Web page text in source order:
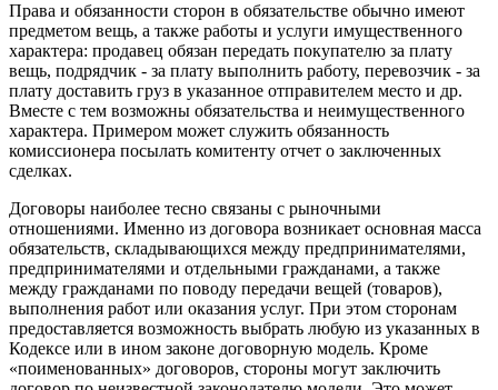
Права и обязанности сторон в обязательстве обычно имеют
предметом вещь, а также работы и услуги имущественного
характера: продавец обязан передать покупателю за плату
вещь, подрядчик - за плату выполнить работу, перевозчик - за
плату доставить груз в указанное отправителем место и др.
Вместе с тем возможны обязательства и неимущественного
характера. Примером может служить обязанность
комиссионера посылать комитенту отчет о заключенных
сделках.
Договоры наиболее тесно связаны с рыночными
отношениями. Именно из договора возникает основная масса
обязательств, складывающихся между предпринимателями,
предпринимателями и отдельными гражданами, а также
между гражданами по поводу передачи вещей (товаров),
выполнения работ или оказания услуг. При этом сторонам
предоставляется возможность выбрать любую из указанных в
Кодексе или в ином законе договорную модель. Кроме
«поименованных» договоров, стороны могут заключить